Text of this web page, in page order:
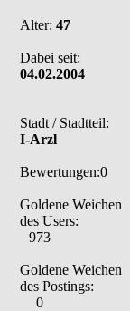
Alter: 47
Dabei seit:
04.02.2004
Stadt / Stadtteil:
I-Arzl
Bewertungen:0
Goldene Weichen
des Users:
973
Goldene Weichen
des Postings:
0